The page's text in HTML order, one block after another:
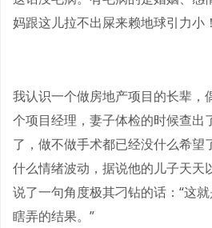
妈跟这儿拉不出屎来赖地球引力小！
我认识一个做房地产项目的长辈，
个项目经理，妻子体检的时候查出
了，做不做手术都已经没什么希望
什么情绪波动，据说他的儿子天天
说了一句角度极其刁钻的话：“这
瞎弄的结果。”